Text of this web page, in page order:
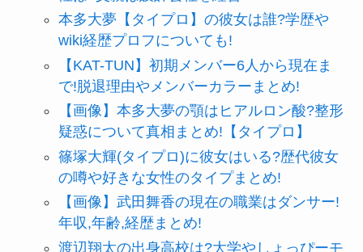
本多大夢【タイプロ】の彼女は誰?学歴や
wiki経歴プロフについても!
【KAT-TUN】初期メンバー6人から現在ま
で!脱退理由やメンバーカラーまとめ!
【画像】本多大夢の顎はヒアルロン酸?整形
疑惑について真相まとめ!【タイプロ】
篠塚大輝(タイプロ)に彼女はいる?歴代彼女
の噂や好きな女性のタイプまとめ!
【画像】武田舞香の現在の職業はダンサー!
年収,年齢,経歴まとめ!
渡辺翔太の出身高校は?大学やしょっぴーモ